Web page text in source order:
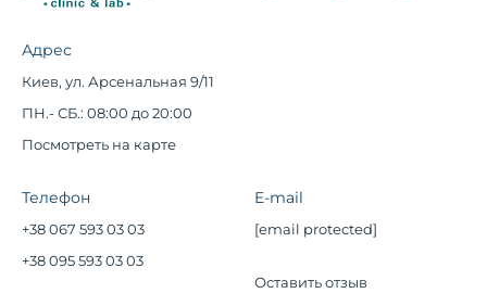
Адрес
Киев, ул. Арсенальная 9/11
ПН.- СБ.: 08:00 до 20:00
Посмотреть на карте
Телефон
+38 067 593 03 03
+38 095 593 03 03
E-mail
[email protected]
Оставить отзыв